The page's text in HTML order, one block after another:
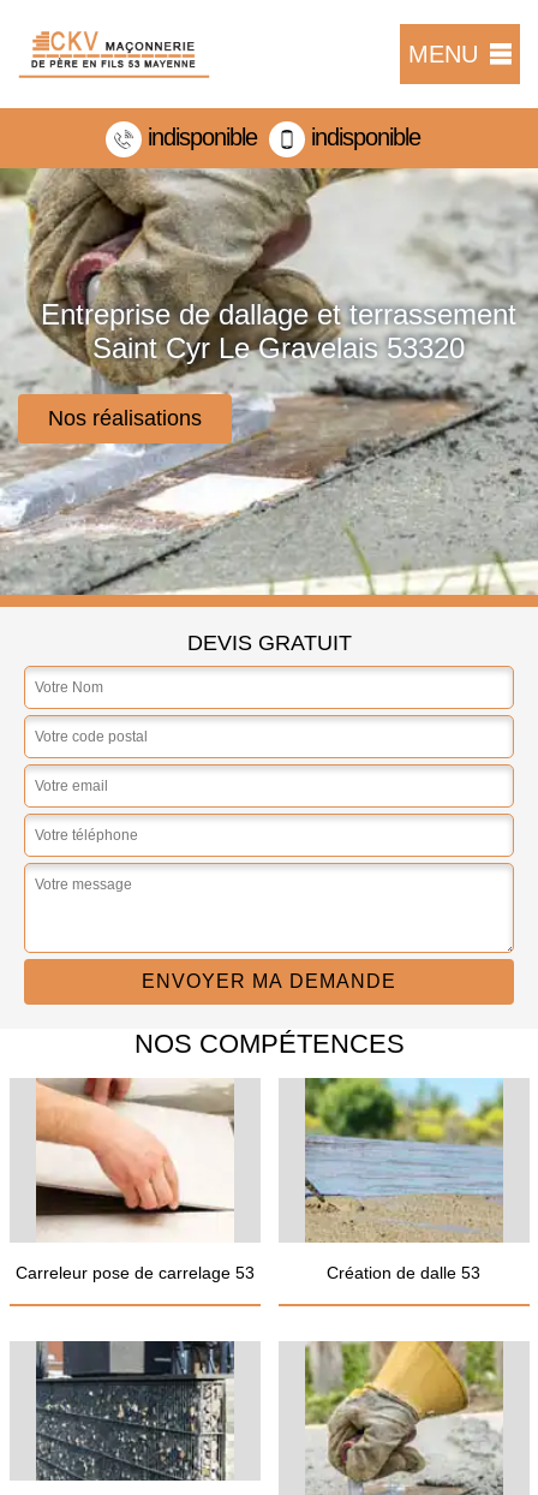
MENU
indisponible indisponible
Entreprise de dallage et terrassement
Saint Cyr Le Gravelais 53320
Nos réalisations
DEVIS GRATUIT
NOS COMPÉTENCES
Carreleur pose de carrelage 53 Création de dalle 53